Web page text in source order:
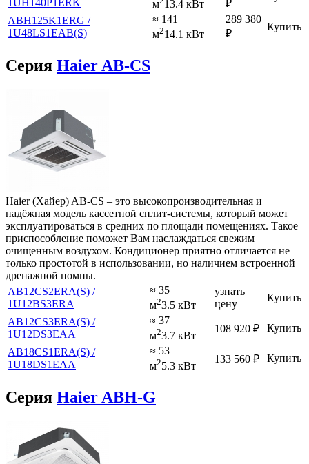
1UH140P1ERK
м 13.4 кВт
₽
ABH125K1ERG /
1U48LS1EAB(S)
≈ 141
м214.1 кВт
289 380
₽
Купить
Серия Haier AB-CS
Haier (Хайер) AB-CS – это высокопроизводительная и
надёжная модель кассетной сплит-системы, который может
эксплуатироваться в средних по площади помещениях. Такое
приспособление поможет Вам наслаждаться свежим
очищенным воздухом. Кондиционер приятно отличается не
только простотой в использовании, но наличием встроенной
дренажной помпы.
AB12CS2ERA(S) /
1U12BS3ERA
≈ 35
м23.5 кВт
узнать
цену
Купить
AB12CS3ERA(S) /
1U12DS3EAA
≈ 37
м23.7 кВт
108 920 ₽ Купить
AB18CS1ERA(S) /
1U18DS1EAA
≈ 53
м25.3 кВт
133 560 ₽ Купить
Серия Haier ABH-G